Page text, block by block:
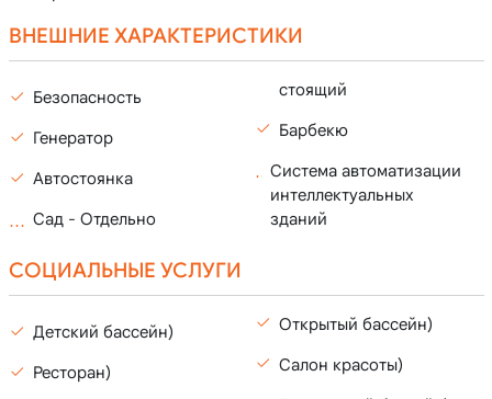
ВНЕШНИЕ ХАРАКТЕРИСТИКИ
Безопасность
Генератор
Автостоянка
Сад - Отдельно
стоящий
Барбекю
Система автоматизации
интеллектуальных
зданий
СОЦИАЛЬНЫЕ УСЛУГИ
Детский бассейн)
Ресторан)
Открытый бассейн)
Салон красоты)